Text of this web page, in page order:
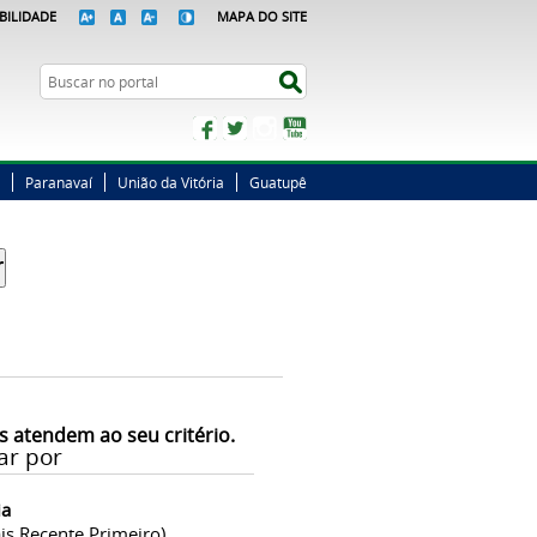
MAPA DO SITE
Busca
FacebookTwitterInstagram
Paranavaí União da Vitória Guatupê
atendem ao seu critério.
por